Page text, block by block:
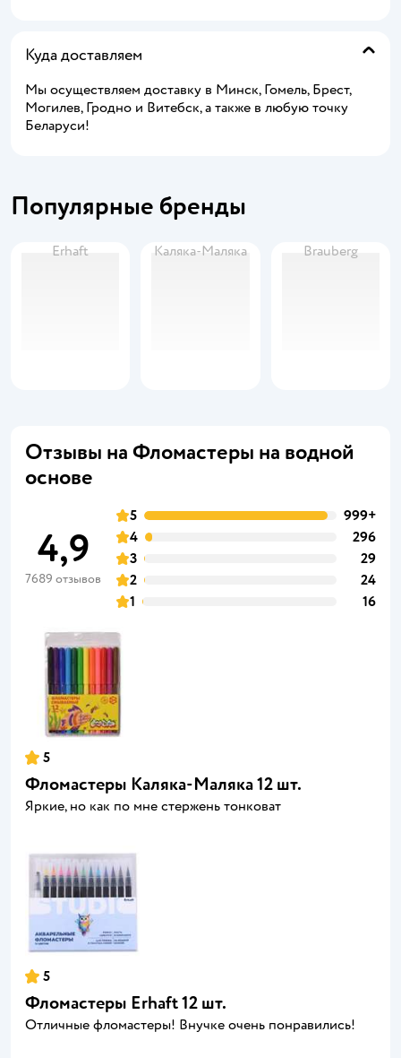
Куда доставляем
Мы осуществляем доставку в Минск, Гомель, Брест,
Могилев, Гродно и Витебск, а также в любую точку
Беларуси!
Популярные бренды
Erhaft Каляка-Маляка Brauberg
Отзывы на Фломастеры на водной
основе
4,9
7689 отзывов
5
999+
4
296
3
29
2
24
1
16
5
Фломастеры Каляка-Маляка 12 шт.
Яркие, но как по мне стержень тонковат
5
Фломастеры Erhaft 12 шт.
Отличные фломастеры! Внучке очень понравились!